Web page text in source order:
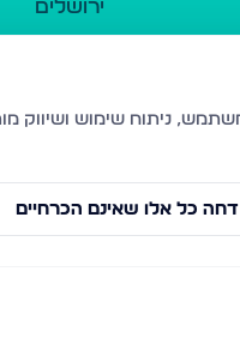
ירושלים
בית שמש
ביתר עילית
דחה כל אלו שאינם הכרחיים